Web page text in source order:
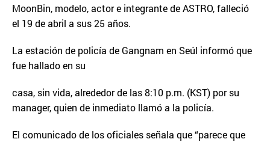
MoonBin, modelo, actor e integrante de ASTRO, falleció
el 19 de abril a sus 25 años.
La estación de policía de Gangnam en Seúl informó que
fue hallado en su
casa, sin vida, alrededor de las 8:10 p.m. (KST) por su
manager, quien de inmediato llamó a la policía.
El comunicado de los oficiales señala que “parece que